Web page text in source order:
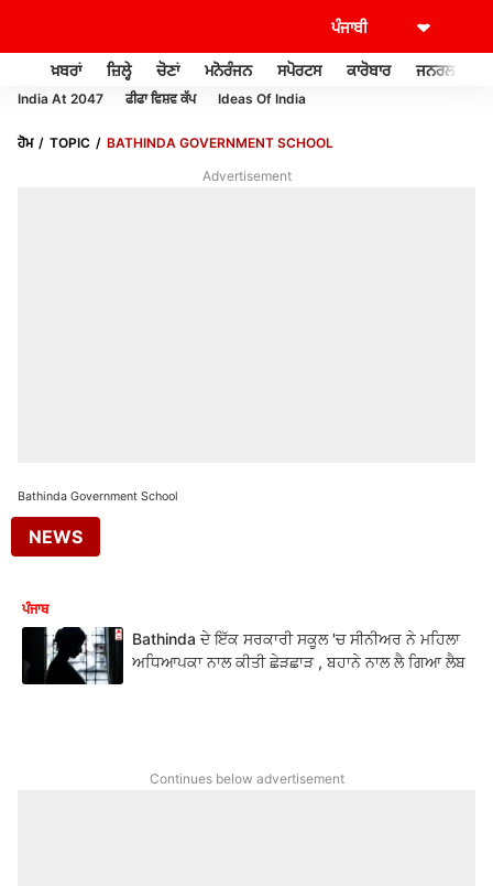
ਖ਼ਬਰਾਂ ਜ਼ਿਲ੍ਹੇ ਚੋਣਾਂ ਮਨੋਰੰਜਨ ਸਪੋਰਟਸ ਕਾਰੋਬਾਰ ਜਨਰਲ ਨੌਲਜ
India At 2047 ਫੀਫਾ ਵਿਸ਼ਵ ਕੱਪ Ideas Of India
ਹੋਮ TOPIC
BATHINDA GOVERNMENT SCHOOL
Advertisement
Bathinda Government School
NEWS
ਪੰਜਾਬ
Bathinda ਦੇ ਇੱਕ ਸਰਕਾਰੀ ਸਕੂਲ 'ਚ ਸੀਨੀਅਰ ਨੇ ਮਹਿਲਾ
ਅਧਿਆਪਕਾ ਨਾਲ ਕੀਤੀ ਛੇੜਛਾੜ , ਬਹਾਨੇ ਨਾਲ ਲੈ ਗਿਆ ਲੈਬ
Continues below advertisement